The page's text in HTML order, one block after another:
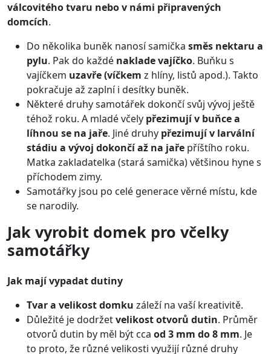
válcovitého tvaru nebo v námi připravených
domcích.
Do několika buněk nanosí samička směs nektaru a
pylu. Pak do každé naklade vajíčko. Buňku s
vajíčkem uzavře (víčkem z hlíny, listů apod.). Takto
pokračuje až zaplní i desítky buněk.
Některé druhy samotářek dokončí svůj vývoj ještě
téhož roku. A mladé včely přezimují v buňce a
líhnou se na jaře. Jiné druhy přezimují v larvální
stádiu a vývoj dokončí až na jaře příštího roku.
Matka zakladatelka (stará samička) většinou hyne s
příchodem zimy.
Samotářky jsou po celé generace věrné místu, kde
se narodily.
Jak vyrobit domek pro včelky
samotářky
Jak mají vypadat dutiny
Tvar a velikost domku záleží na vaší kreativitě.
Důležité je dodržetvelikost otvorů dutin. Průměr
otvorů dutin by měl být cca od 3 mm do 8 mm. Je
to proto, že různé velikosti využijí různé druhy